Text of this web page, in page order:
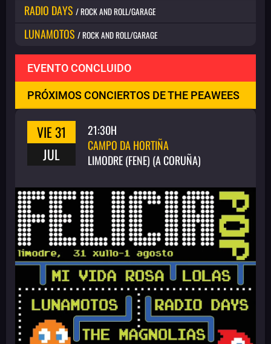
RADIO DAYS / ROCK AND ROLL/GARAGE
LUNAMOTOS / ROCK AND ROLL/GARAGE
EVENTO CONCLUIDO
PRÓXIMOS CONCIERTOS DE THE PEAWEES
VIE 31
JUL
21:30H
CAMPO DA HORTIÑA
LIMODRE (FENE) (A CORUÑA)